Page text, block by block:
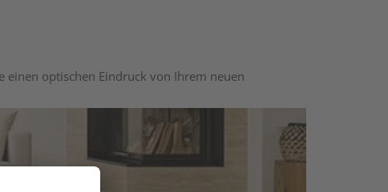
einen optischen Eindruck von Ihrem neuen